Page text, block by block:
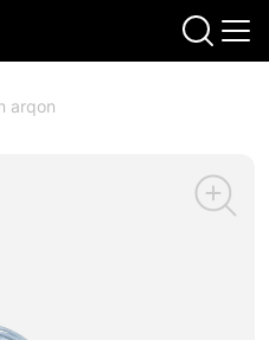
arqon